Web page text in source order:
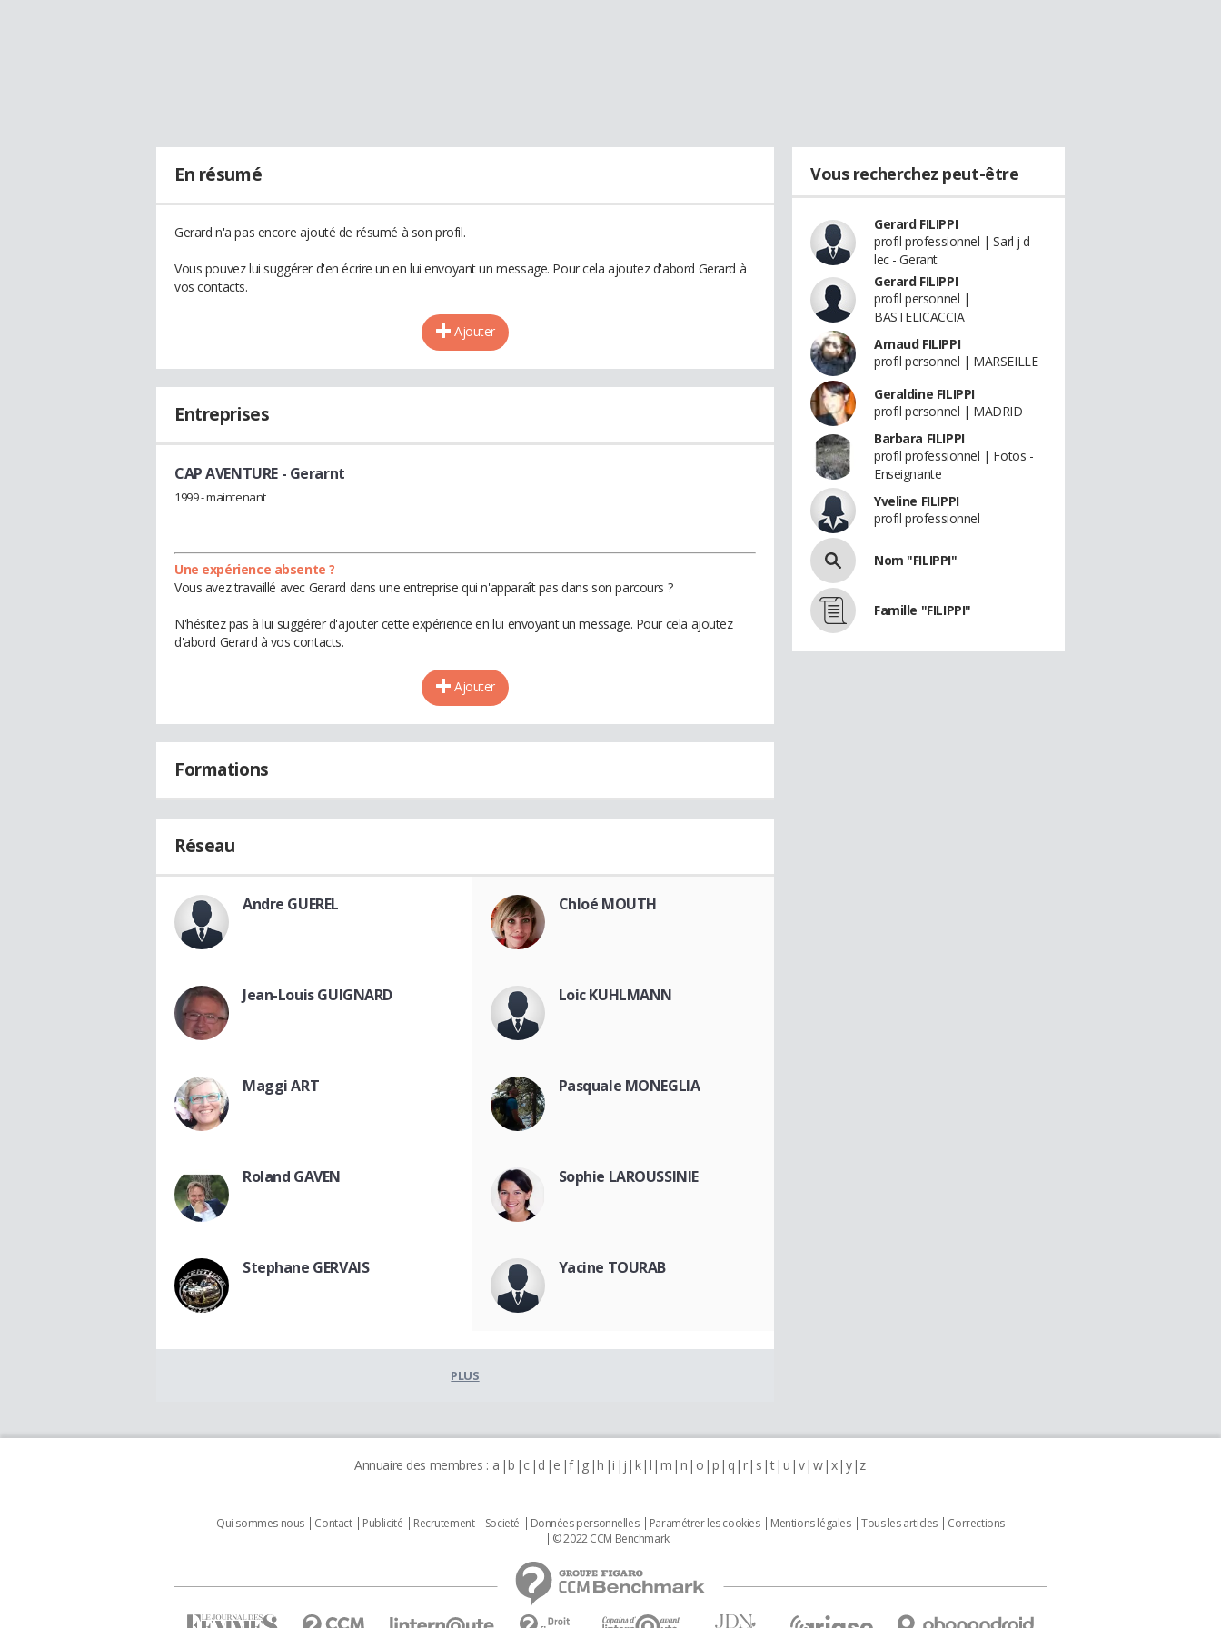
En résumé
Gerard n'a pas encore ajouté de résumé à son profil.
Vous pouvez lui suggérer d'en écrire un en lui envoyant un message. Pour cela ajoutez d'abord Gerard à
vos contacts.
Ajouter
Entreprises
CAP AVENTURE- Gerarnt
1999 - maintenant
Une expérience absente ?
Vous avez travaillé avec Gerard dans une entreprise qui n'apparaît pas dans son parcours ?
N'hésitez pas à lui suggérer d'ajouter cette expérience en lui envoyant un message. Pour cela ajoutez
d'abord Gerard à vos contacts.
Ajouter
Formations
Réseau
Andre GUEREL Chloé MOUTH
Jean-Louis GUIGNARD Loic KUHLMANN
Maggi ART Pasquale MONEGLIA
Roland GAVEN Sophie LAROUSSINIE
Stephane GERVAIS Yacine TOURAB
PLUS
Vous recherchez peut-être
Gerard FILIPPI
profil professionnel | Sarl j d
lec - Gerant
Gerard FILIPPI
profil personnel |
BASTELICACCIA
Arnaud FILIPPI
profil personnel | MARSEILLE
Geraldine FILIPPI
profil personnel | MADRID
Barbara FILIPPI
profil professionnel | Fotos -
Enseignante
Yveline FILIPPI
profil professionnel
Nom "FILIPPI"
Famille "FILIPPI"
Annuaire des membres : a b c d e f g h i j k l m n o p q r s t u v w x y z
Qui sommes nous Contact Publicité Recrutement Societé Données personnelles Paramétrer les cookies Mentions légales Tous les articles
Corrections
© 2022 CCM Benchmark